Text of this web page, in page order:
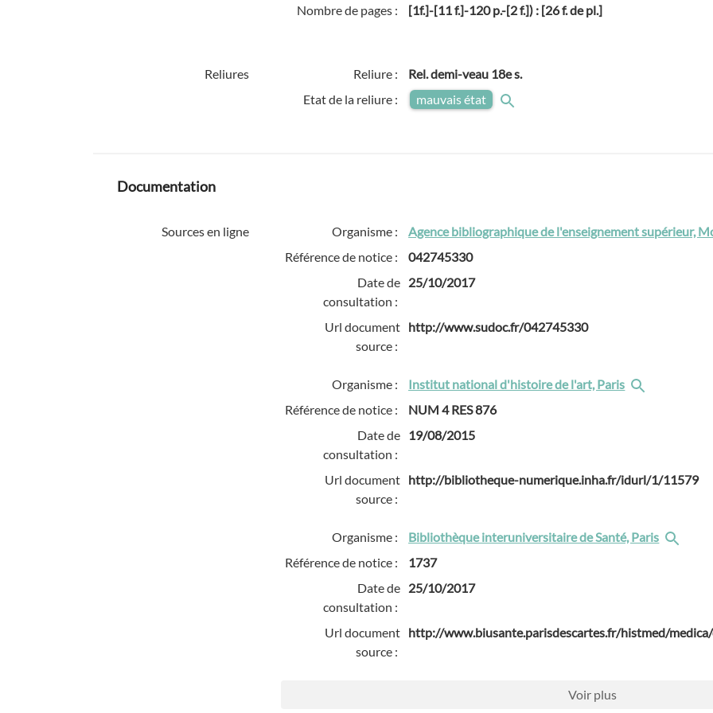
Nombre de pages : [1f.]-[11 f.]-120 p.-[2 f.]) : [26 f. de pl.]
Reliures Reliure :
Rel. demi-veau 18e s.
Etat de la reliure :
mauvais état
Documentation
Sources en ligne Organisme :
Agence bibliographique de l'enseignement supérieur,
Référence de notice :
042745330
Date de
consultation :
25/10/2017
Url document
source :
http://www.sudoc.fr/042745330
Organisme :
Institut national d'histoire de l'art, Paris
Référence de notice :
NUM 4 RES 876
Date de
consultation :
19/08/2015
Url document
source :
http://bibliotheque-numerique.inha.fr/idurl/1/11579
Organisme :
Bibliothèque interuniversitaire de Santé, Paris
Référence de notice :
1737
Date de
consultation :
25/10/2017
Url document
source :
http://www.biusante.parisdescartes.fr/histmed/
Voir plus